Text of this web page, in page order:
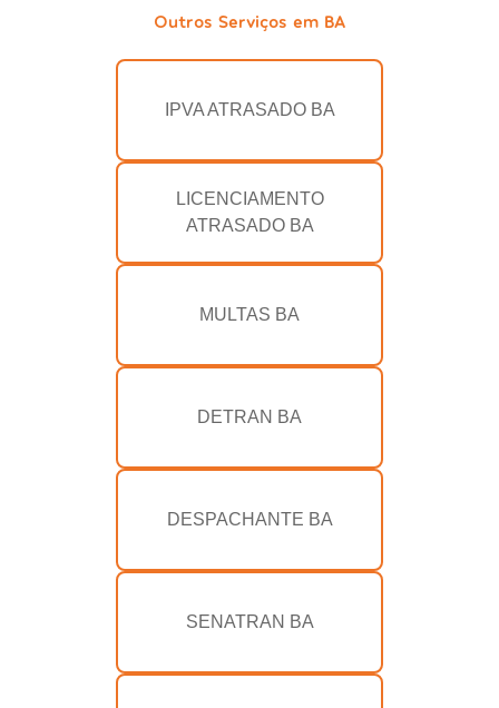
Outros Serviços em BA
IPVA ATRASADO BA
LICENCIAMENTO
ATRASADO BA
MULTAS BA
DETRAN BA
DESPACHANTE BA
SENATRAN BA